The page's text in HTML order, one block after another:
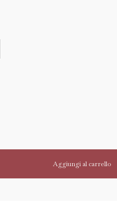
Aggiungi al carrello